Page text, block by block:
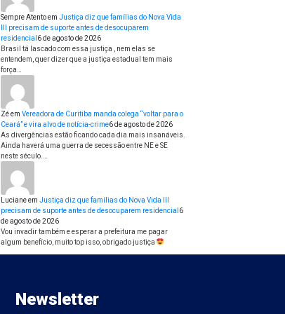
Sempre Atentoem Justiça diz que famílias do Nova Vida
III precisam de suporte antes de desocuparem
residencial 6 de agosto de 2026
Brasil tá lascado com essa justiça , nem elas se
entendem, quer dizer que a justiça estadual tem mais
força…
Zéem Vereadora de Curitiba manda colega “voltar para o
Ceará” e vira alvo de notícia-crime6 de agosto de 2026
As divergências estão ficando cada dia mais insanáveis.
Ainda haverá uma guerra de secessão entre NE e SE
neste século.…
Lucianeem Justiça diz que famílias do Nova Vida III
precisam de suporte antes de desocuparem residencial 6
de agosto de 2026
Vou invadir também e esperar a prefeitura me pagar
algum benefício, muito top isso, obrigado justiça
Newsletter